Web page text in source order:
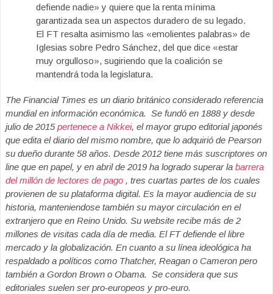
defiende nadie» y quiere que la renta mínima
garantizada sea un aspectos duradero de su legado.
El FT resalta asimismo las «emolientes palabras» de
Iglesias sobre Pedro Sánchez, del que dice «estar
muy orgulloso», sugiriendo que la coalición se
mantendrá toda la legislatura.
The Financial Times es un diario británico considerado referencia
mundial en información económica. Se fundó en 1888 y desde
julio de 2015pertenece a Nikkei, el mayor grupo editorial japonés
que edita el diario del mismo nombre, que lo adquirió de Pearson
su dueño durante 58 años. Desde 2012 tiene más suscriptores on
line que en papel, y en abril de 2019 ha logrado superar la barrera
del millón de lectores de pago , tres cuartas partes de los cuales
provienen de su plataforma digital. Es la mayor audiencia de su
historia, manteniendose también su mayor circulación en el
extranjero que en Reino Unido. Su website recibe más de 2
millones de visitas cada día de media. El FT defiende el libre
mercado y la globalización. En cuanto a su línea ideológica ha
respaldado a políticos como Thatcher, Reagan o Cameron pero
también a Gordon Brown o Obama. Se considera que sus
editoriales suelen ser pro-europeos y pro-euro.